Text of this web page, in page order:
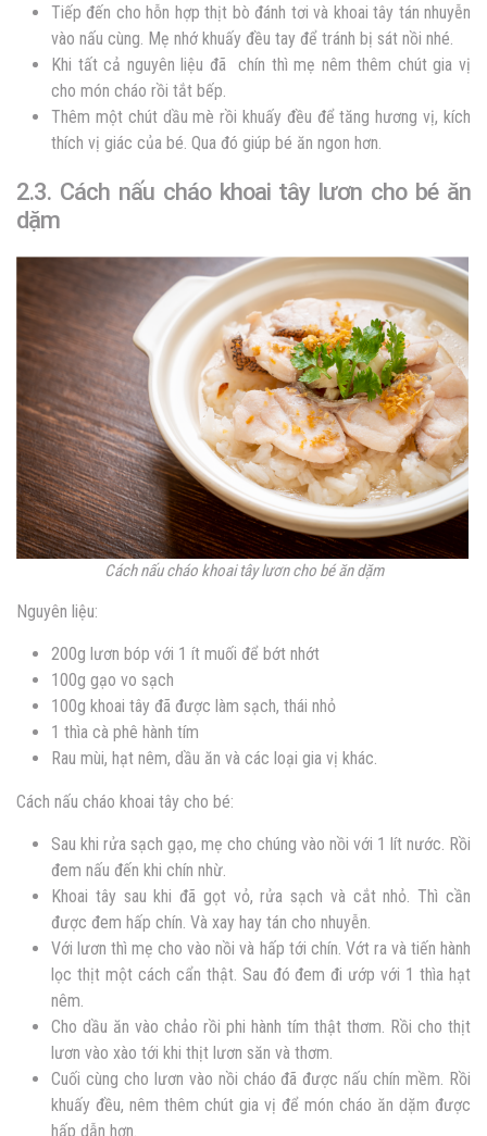
Tiếp đến cho hỗn hợp thịt bò đánh tơi và khoai tây tán nhuyễn
vào nấu cùng. Mẹ nhớ khuấy đều tay để tránh bị sát nồi nhé.
Khi tất cả nguyên liệu đã chín thì mẹ nêm thêm chút gia vị
cho món cháo rồi tắt bếp.
Thêm một chút dầu mè rồi khuấy đều để tăng hương vị, kích
thích vị giác của bé. Qua đó giúp bé ăn ngon hơn.
2.3. Cách nấu cháo khoai tây lươn cho bé ăn
dặm
Cách nấu cháo khoai tây lươn cho bé ăn dặm
Nguyên liệu:
200g lươn bóp với 1 ít muối để bớt nhớt
100g gạo vo sạch
100g khoai tây đã được làm sạch, thái nhỏ
1 thìa cà phê hành tím
Rau mùi, hạt nêm, dầu ăn và các loại gia vị khác.
Cách nấu cháo khoai tây cho bé:
Sau khi rửa sạch gạo, mẹ cho chúng vào nồi với 1 lít nước. Rồi
đem nấu đến khi chín nhừ.
Khoai tây sau khi đã gọt vỏ, rửa sạch và cắt nhỏ. Thì cần
được đem hấp chín. Và xay hay tán cho nhuyễn.
Với lươn thì mẹ cho vào nồi và hấp tới chín. Vớt ra và tiến hành
lọc thịt một cách cẩn thật. Sau đó đem đi ướp với 1 thìa hạt
nêm.
Cho dầu ăn vào chảo rồi phi hành tím thật thơm. Rồi cho thịt
lươn vào xào tới khi thịt lươn săn và thơm.
Cuối cùng cho lươn vào nồi cháo đã được nấu chín mềm. Rồi
khuấy đều, nêm thêm chút gia vị để món cháo ăn dặm được
hấp dẫn hơn.